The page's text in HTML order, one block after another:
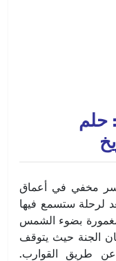
حلم
سر مخفي في أعماق
لرحلة ستسمع فيها
بضوء الشمس
الجنة حيث يتوقف
عن طريق القوارب.